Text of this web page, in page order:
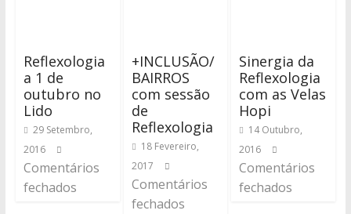
Reflexologia
a 1 de
outubro no
Lido
29 Setembro,
2016
Comentários
fechados
+INCLUSÃO/
BAIRROS
com sessão
de
Reflexologia
18 Fevereiro,
2017
Comentários
fechados
Sinergia da
Reflexologia
com as Velas
Hopi
14 Outubro,
2016
Comentários
fechados